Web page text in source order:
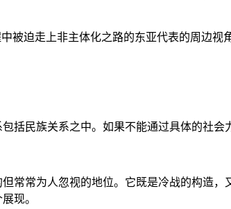
被迫走上非主体化之路的东亚代表的周边
括民族关系之中。如果不能通过具体的社
常常为人忽视的地位。它既是冷战的构造
现。